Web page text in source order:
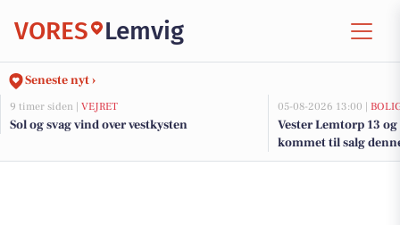
VORES Lemvig
Seneste nyt ›
9 timer siden | VEJRET
Sol og svag vind over vestkysten
05-08-2026 13:00 |
Vester Lemtorp 13
kommet til salg
boligerne her.